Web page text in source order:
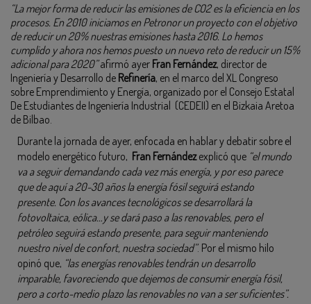
“La mejor forma de reducir las emisiones de CO2 es la eficiencia en los
procesos. En 2010 iniciamos en Petronor un proyecto con el objetivo
de reducir un 20% nuestras emisiones hasta 2016. Lo hemos
cumplido y ahora nos hemos puesto un nuevo reto de reducir un 15%
adicional para 2020”afirmó ayer Fran Fernández, director de
Ingeniería y Desarrollo de Refinería, en el marco del XL Congreso
sobre Emprendimiento y Energía, organizado por el Consejo Estatal
De Estudiantes de Ingeniería Industrial (CEDEII) en el Bizkaia Aretoa
de Bilbao.
Durante la jornada de ayer, enfocada en hablar y debatir sobre el
modelo energético futuro, Fran Fernándezexplicó que “el mundo
va a seguir demandando cada vez más energía, y por eso parece
que de aquí a 20-30 años la energía fósil seguirá estando
presente. Con los avances tecnológicos se desarrollará la
fotovoltaica, eólica…y se dará paso a las renovables, pero el
petróleo seguirá estando presente, para seguir manteniendo
nuestro nivel de confort, nuestra sociedad”. Por el mismo hilo
opinó que, “las energías renovables tendrán un desarrollo
imparable, favoreciendo que dejemos de consumir energía fósil,
pero a corto-medio plazo las renovables no van a ser suficientes”.